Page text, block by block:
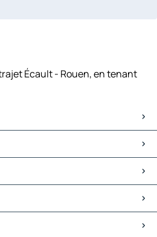
Écault - Rouen, en tenant